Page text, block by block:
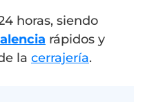
horas, siendo
rápidos y
la cerrajería.